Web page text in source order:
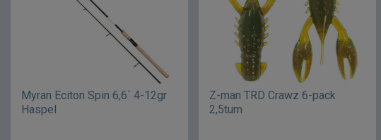
Myran Eciton Spin 6,6´ 4-12gr
Haspel
Z-man TRD Crawz 6-pack
2,5tum